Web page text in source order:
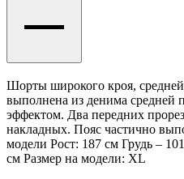
Шорты широкого кроя,
выполнена из денима средней
эффектом. Два передних
накладных. Пояс частично
модели Рост: 187 см Грудь –
см Размер на модели: ХL